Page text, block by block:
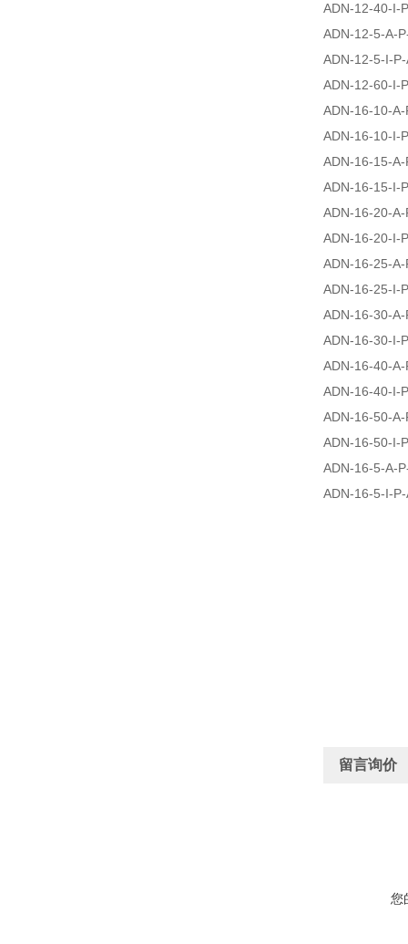
ADN-12-40-I-
ADN-12-5-A-
ADN-12-5-I-P-
ADN-12-60-I-
ADN-16-10-A-
ADN-16-10-I-
ADN-16-15-A-
ADN-16-15-I-
ADN-16-20-A-
ADN-16-20-I-
ADN-16-25-A-
ADN-16-25-I-
ADN-16-30-A-
ADN-16-30-I-
ADN-16-40-A-
ADN-16-40-I-
ADN-16-50-A-
ADN-16-50-I-
ADN-16-5-A-
ADN-16-5-I-P-
留言询价
您